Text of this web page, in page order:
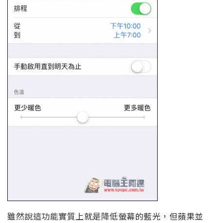
雖然說這功能實質上就是降低螢幕的藍光，但蘋果並